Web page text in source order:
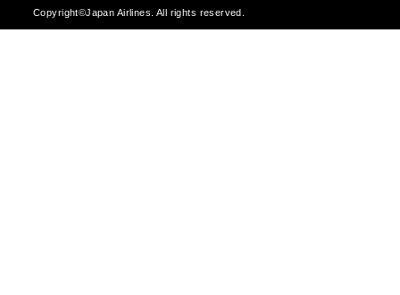
Copyright©Japan Airlines. All rights reserved.